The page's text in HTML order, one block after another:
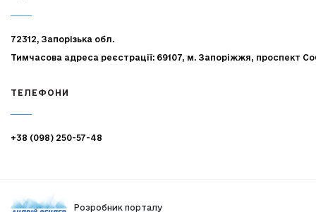
72312, Запорізька обл.
Тимчасова адреса реєстрації: 69107, м. Запоріжжя, проспект
ТЕЛЕФОНИ
+38 (098) 250-57-48
Розробник порталу